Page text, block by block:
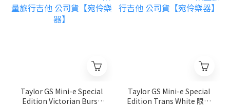
Taylor GS Mini-e Special
Edition Victorian Burst
Taylor GS Mini-e Special
Edition Trans White 限量